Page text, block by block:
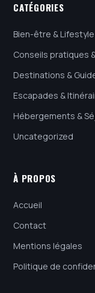
CATÉGORIES
Bien-être & Lifestyle
Conseils pratiques
Destinations &
Escapades &
Hébergements &
Uncategorized
À PROPOS
Accueil
Contact
Mentions légales
Politique de